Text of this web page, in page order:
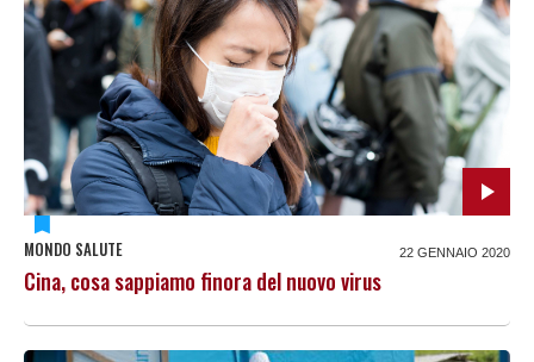
MONDO SALUTE 22 GENNAIO 2020
Cina, cosa sappiamo finora del nuovo virus